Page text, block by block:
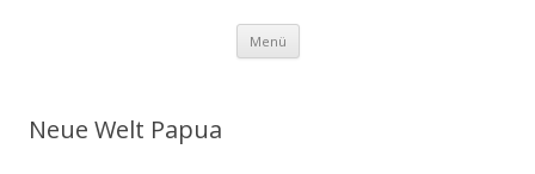
Menü Zum
springen
Neue Welt Papua